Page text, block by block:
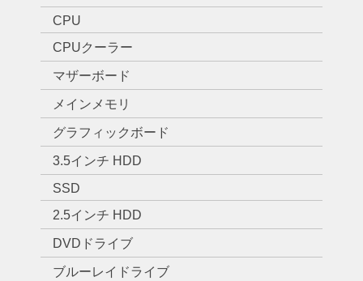
CPU
CPUクーラー
マザーボード
メインメモリ
グラフィックボード
3.5インチ HDD
SSD
2.5インチ HDD
DVDドライブ
ブルーレイドライブ